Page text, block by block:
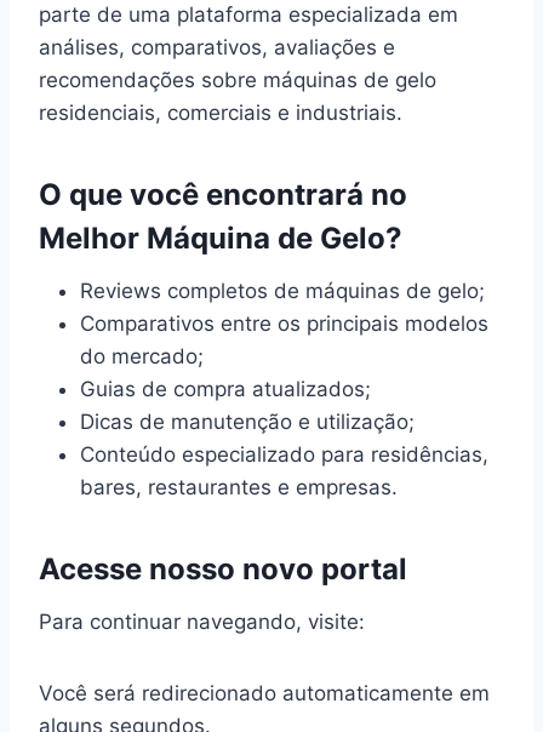
parte de uma plataforma especializada em
análises, comparativos, avaliações e
recomendações sobre máquinas de gelo
residenciais, comerciais e industriais.
O que você encontrará no
Melhor Máquina de Gelo?
Reviews completos de máquinas de gelo;
Comparativos entre os principais modelos
do mercado;
Guias de compra atualizados;
Dicas de manutenção e utilização;
Conteúdo especializado para residências,
bares, restaurantes e empresas.
Acesse nosso novo portal
Para continuar navegando, visite:
Você será redirecionado automaticamente em
alguns segundos.